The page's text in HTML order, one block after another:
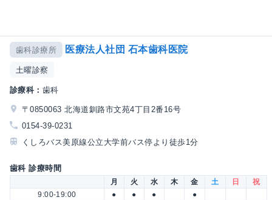
歯科診療所 医療法人社団 石本歯科医院
土曜診察
診療科： 歯科
〒0850063 北海道釧路市文苑4丁目2番16号
0154-39-0231
くしろバス美原線公立大学前バス停より徒歩1分
歯科 診療時間
月 火 水 木 金 土 日
祝
9:00-19:00
● ● ●
●